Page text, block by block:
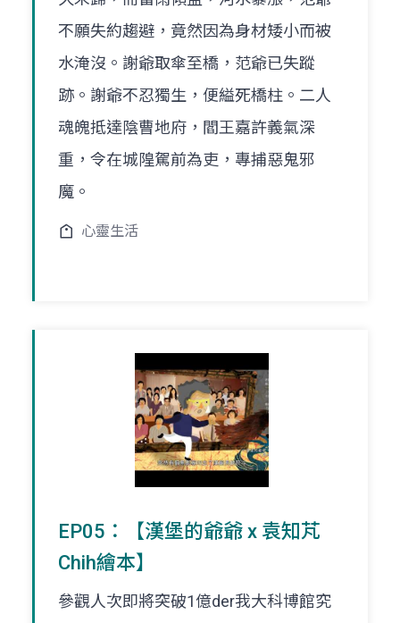
不願失約趨避，竟然因為身材矮小而被
水淹沒。謝爺取傘至橋，范爺已失蹤
跡。謝爺不忍獨生，便縊死橋柱。二人
魂魄抵達陰曹地府，閻王嘉許義氣深
重，令在城隍駕前為吏，專捕惡鬼邪
魔。
心靈生活
EP05：【漢堡的爺爺 x 袁知芃
Chih繪本】
參觀人次即將突破1億der我大科博館究